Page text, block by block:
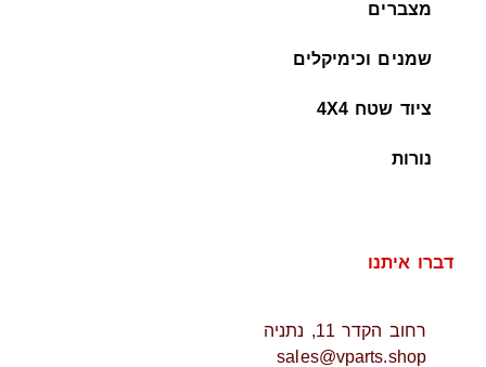
מצברים
שמנים וכימיקלים
ציוד שטח 4X4
נורות
דברו איתנו
רחוב הקדר 11, נתניה
sales@vparts.shop